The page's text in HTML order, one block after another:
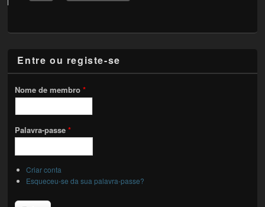
Entre ou registe-se
Nome de membro*
Palavra-passe*
Criar conta
Esqueceu-se da sua palavra-passe?